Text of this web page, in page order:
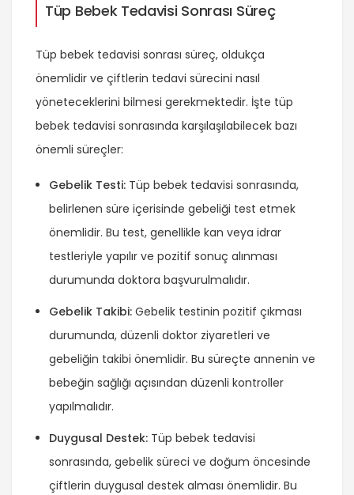
Tüp Bebek Tedavisi Sonrası Süreç
Tüp bebek tedavisi sonrası süreç, oldukça
önemlidir ve çiftlerin tedavi sürecini nasıl
yöneteceklerini bilmesi gerekmektedir. İşte tüp
bebek tedavisi sonrasında karşılaşılabilecek bazı
önemli süreçler:
Gebelik Testi: Tüp bebek tedavisi sonrasında,
belirlenen süre içerisinde gebeliği test etmek
önemlidir. Bu test, genellikle kan veya idrar
testleriyle yapılır ve pozitif sonuç alınması
durumunda doktora başvurulmalıdır.
Gebelik Takibi: Gebelik testinin pozitif çıkması
durumunda, düzenli doktor ziyaretleri ve
gebeliğin takibi önemlidir. Bu süreçte annenin ve
bebeğin sağlığı açısından düzenli kontroller
yapılmalıdır.
Duygusal Destek: Tüp bebek tedavisi
sonrasında, gebelik süreci ve doğum öncesinde
çiftlerin duygusal destek alması önemlidir. Bu